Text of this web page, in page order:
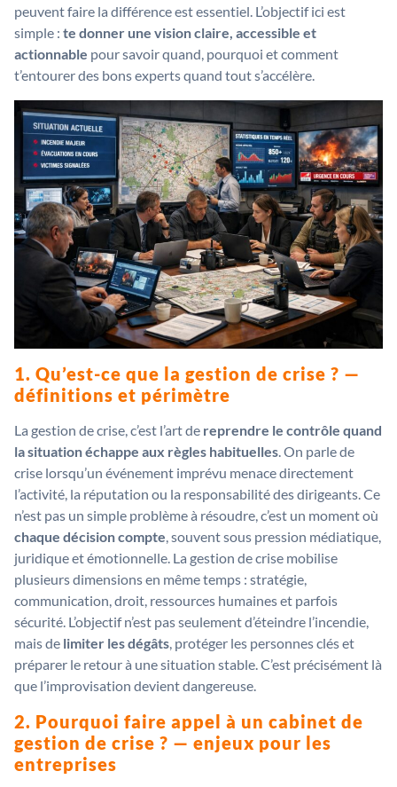
peuvent faire la différence est essentiel. L’objectif ici est
simple : te donner une vision claire, accessible et
actionnable pour savoir quand, pourquoi et comment
t’entourer des bons experts quand tout s’accélère.
1. Qu’est-ce que la gestion de crise ? —
définitions et périmètre
La gestion de crise, c’est l’art de reprendre le contrôle quand
la situation échappe aux règles habituelles. On parle de
crise lorsqu’un événement imprévu menace directement
l’activité, la réputation ou la responsabilité des dirigeants. Ce
n’est pas un simple problème à résoudre, c’est un moment où
chaque décision compte, souvent sous pression médiatique,
juridique et émotionnelle. La gestion de crise mobilise
plusieurs dimensions en même temps : stratégie,
communication, droit, ressources humaines et parfois
sécurité. L’objectif n’est pas seulement d’éteindre l’incendie,
mais de limiter les dégâts, protéger les personnes clés et
préparer le retour à une situation stable. C’est précisément là
que l’improvisation devient dangereuse.
2. Pourquoi faire appel à un cabinet de
gestion de crise ? — enjeux pour les
entreprises